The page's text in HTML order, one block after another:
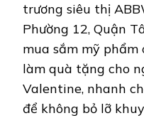
trương siêu thị
Phường 12, Quận
mua sắm mỹ phẩm
làm quà tặng cho
Valentine, nhanh
để không bỏ lỡ